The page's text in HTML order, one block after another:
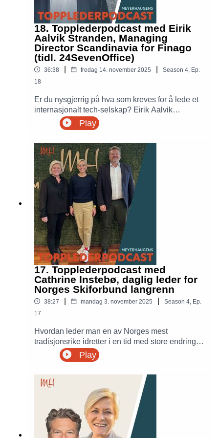
18. Topplederpodcast med Eirik
Aalvik Stranden, Managing
Director Scandinavia for Finago
(tidl. 24SevenOffice)
36:38 fredag 14. november 2025 Season 4 Ep.
18
Er du nysgjerrig på hva som kreves for å lede et
internasjonalt tech-selskap? Eirik Aalvik
Stranden, CEO for Finago (tidligere
24SevenOffice) og vinner av E24s lederkåring
Topplederpodcast. Eirik deler refleksjoner rundt
årene som toppleder, børsnotering, og
selskapets reise med internasjonal kapital. Ikke
minst introduserer Eirik nyheten Finago, en ny
nordisk plattform for regnskap og lønn.
Play
17. Topplederpodcast med
Cathrine Instebø, daglig leder for
Norges Skiforbund langrenn
38:27 mandag 3. november 2025 Season 4 Ep.
17
Hvordan leder man en av Norges mest
tradisjonsrike idretter i en tid med store endringer
og økende press? I denne episoden av
MeyerHaugens Topplederpodcast møter Siv
leder i Norsk Skiforbund Langrenn. Hun deler
sine erfaringer fra overgangen fra Equinor til
idrettens toppsjikt, og reflekterer over hva
næringsliv og idrett kan lære av hverandre.
Sammen diskuterer de økonomiske barrierer,
viktigheten av frivillighet og hvordan norsk
Play